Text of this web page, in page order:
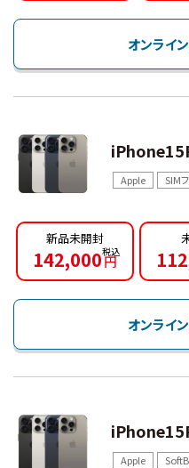
オンライ
Apple SIM
新品未開封
142,000円
オンライ
Apple